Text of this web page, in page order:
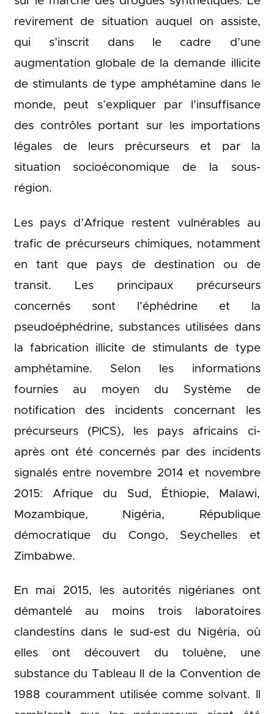
revirement de situation auquel on assiste,
qui s’inscrit dans le cadre d’une
augmentation globale de la demande illicite
de stimulants de type amphétamine dans le
monde, peut s’expliquer par l’insuffisance
des contrôles portant sur les importations
légales de leurs précurseurs et par la
situation socioéconomique de la sous-
région.
Les pays d’Afrique restent vulnérables au
trafic de précurseurs chimiques, notamment
en tant que pays de destination ou de
transit. Les principaux précurseurs
concernés sont l’éphédrine et la
pseudoéphédrine, substances utilisées dans
la fabrication illicite de stimulants de type
amphétamine. Selon les informations
fournies au moyen du Système de
notification des incidents concernant les
précurseurs (PICS), les pays africains ci-
après ont été concernés par des incidents
signalés entre novembre 2014 et novembre
2015: Afrique du Sud, Éthiopie, Malawi,
Mozambique, Nigéria, République
démocratique du Congo, Seychelles et
Zimbabwe.
En mai 2015, les autorités nigérianes ont
démantelé au moins trois laboratoires
clandestins dans le sud-est du Nigéria, où
elles ont découvert du toluène, une
substance du Tableau II de la Convention de
1988 couramment utilisée comme solvant. Il